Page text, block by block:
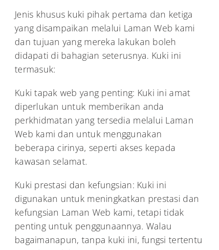
Jenis khusus kuki pihak pertama dan ketiga
yang disampaikan melalui Laman Web kami
dan tujuan yang mereka lakukan boleh
didapati di bahagian seterusnya. Kuki ini
termasuk:
Kuki tapak web yang penting: Kuki ini amat
diperlukan untuk memberikan anda
perkhidmatan yang tersedia melalui Laman
Web kami dan untuk menggunakan
beberapa cirinya, seperti akses kepada
kawasan selamat.
Kuki prestasi dan kefungsian: Kuki ini
digunakan untuk meningkatkan prestasi dan
kefungsian Laman Web kami, tetapi tidak
penting untuk penggunaannya. Walau
bagaimanapun, tanpa kuki ini, fungsi tertentu